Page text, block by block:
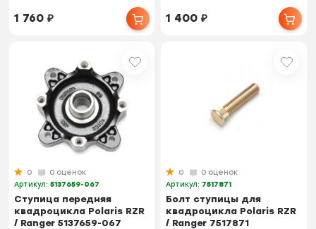
1 760₽ 1 400₽
0
0 оценок
Артикул:5137659-067
Ступица передняя
квадроцикла Polaris RZR
/ Ranger 5137659-067
0
0 оценок
Артикул: 7517871
Болт ступицы для
квадроцикла Polaris RZR
/ Ranger 7517871